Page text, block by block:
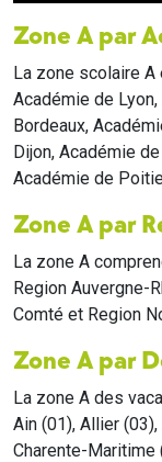
Zone A par
La zone scolaire
Académie de
Bordeaux,
Dijon, Académie
Académie de
Zone A par
La zone A
Region Auvergne-
Comté et Region
Zone A par
La zone A des
Ain (01), Allier
Charente-Maritime